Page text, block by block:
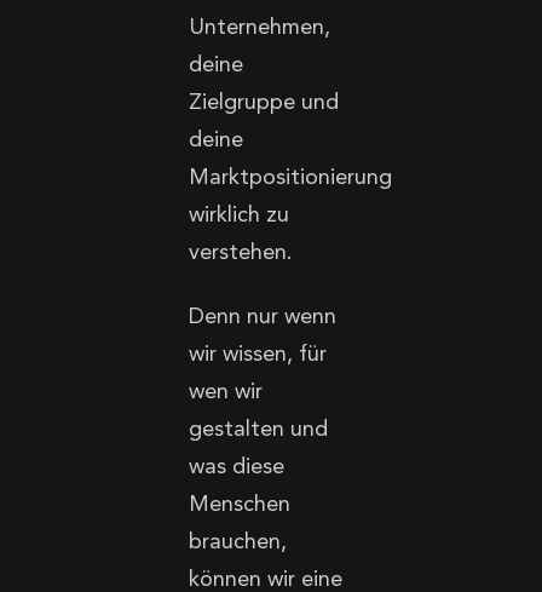
Unternehmen,
deine
Zielgruppe und
deine
Marktpositionierung
wirklich zu
verstehen.
Denn nur wenn
wir wissen, für
wen wir
gestalten und
was diese
Menschen
brauchen,
können wir eine